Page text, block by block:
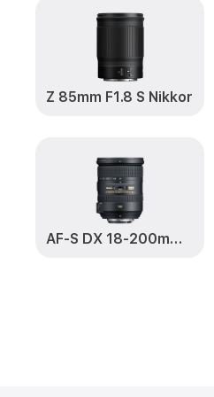
Z 85mm F1.8 S Nikkor
AF-S DX 18-200mm F3.5-5.6 G VR II ED Zoom-Nikkor